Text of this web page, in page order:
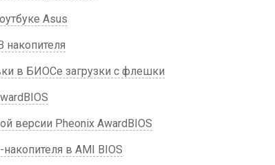
Asus
накопителя
в БИОСе загрузки с флешки
версии Pheonix AwardBIOS
в AMI BIOS